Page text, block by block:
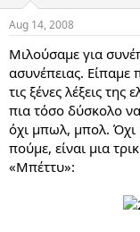
Aug 14, 2008
Μιλούσαμε για
ασυνέπειας. Είπαμε
τις ξένες λέξεις
πια τόσο δύσκολο να
όχι μπωλ, μπολ.
πούμε, είναι μια
«Μπέττυ»: